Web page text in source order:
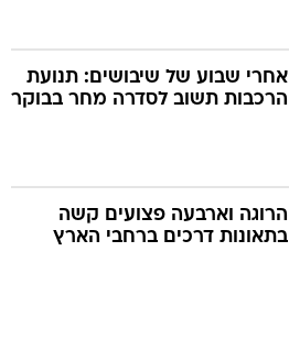
אחרי שבוע של שיבושים: תנועת
הרכבות תשוב לסדרה מחר בבוקר
הרוגה וארבעה פצועים קשה
בתאונות דרכים ברחבי הארץ